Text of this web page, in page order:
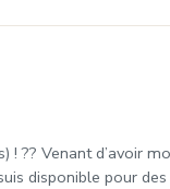
! ?? Venant d’avoir
disponible pour des